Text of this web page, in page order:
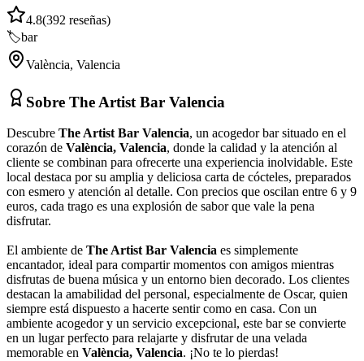
4.8(392 reseñas)
🏷️bar
València, Valencia
Sobre The Artist Bar Valencia
Descubre The Artist Bar Valencia, un acogedor bar situado en el
corazón de València, Valencia, donde la calidad y la atención al
cliente se combinan para ofrecerte una experiencia inolvidable. Este
local destaca por su amplia y deliciosa carta de cócteles, preparados
con esmero y atención al detalle. Con precios que oscilan entre 6 y 9
euros, cada trago es una explosión de sabor que vale la pena
disfrutar.
El ambiente de The Artist Bar Valencia es simplemente
encantador, ideal para compartir momentos con amigos mientras
disfrutas de buena música y un entorno bien decorado. Los clientes
destacan la amabilidad del personal, especialmente de Oscar, quien
siempre está dispuesto a hacerte sentir como en casa. Con un
ambiente acogedor y un servicio excepcional, este bar se convierte
en un lugar perfecto para relajarte y disfrutar de una velada
memorable en València, Valencia. ¡No te lo pierdas!